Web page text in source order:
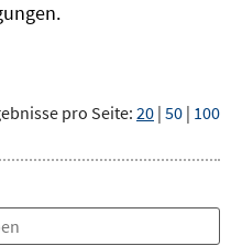
pro Seite:20 | 50 | 100